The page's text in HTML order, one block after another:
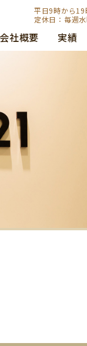
平日9時から19
定休日：毎週
会社概要 実績